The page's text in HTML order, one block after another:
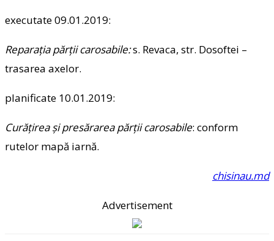
executate 09.01.2019:
Reparaţia părţii carosabile:s. Revaca, str. Dosoftei –
trasarea axelor.
planificate 10.01.2019:
Curăţirea şi presărarea părţii carosabile: conform
rutelor mapă iarnă.
chisinau.md
Advertisement